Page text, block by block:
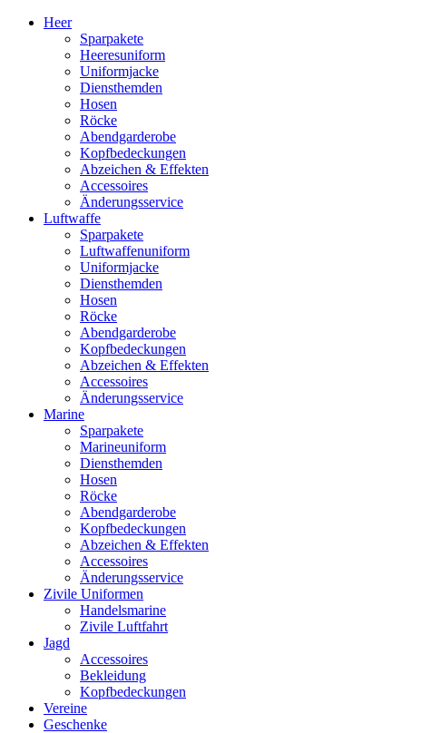
Heer
Sparpakete
Heeresuniform
Uniformjacke
Diensthemden
Hosen
Röcke
Abendgarderobe
Kopfbedeckungen
Abzeichen & Effekten
Accessoires
Änderungsservice
Luftwaffe
Sparpakete
Luftwaffenuniform
Uniformjacke
Diensthemden
Hosen
Röcke
Abendgarderobe
Kopfbedeckungen
Abzeichen & Effekten
Accessoires
Änderungsservice
Marine
Sparpakete
Marineuniform
Diensthemden
Hosen
Röcke
Abendgarderobe
Kopfbedeckungen
Abzeichen & Effekten
Accessoires
Änderungsservice
Zivile Uniformen
Handelsmarine
Zivile Luftfahrt
Jagd
Accessoires
Bekleidung
Kopfbedeckungen
Vereine
Geschenke